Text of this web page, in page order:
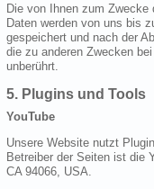
Die von Ihnen zum
Daten werden von uns bis
gespeichert und nach der
die zu anderen Zwecken
unberührt.
5. Plugins und Tools
YouTube
Unsere Website nutzt
Betreiber der Seiten ist die
CA 94066, USA.